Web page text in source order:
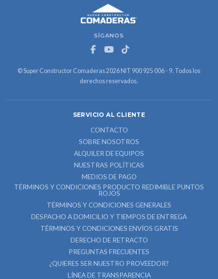
SÍGANOS
© Super Constructor Comaderas 2026 NIT 900 925 006 - 9. Todos los
derechos reservados.
SERVICIO AL CLIENTE
CONTACTO
SOBRE NOSOTROS
ALQUILER DE EQUIPOS
NUESTRAS POLÍTICAS
MEDIOS DE PAGO
TÉRMINOS Y CONDICIONES PRODUCTO REDIMIBLE PUNTOS
ROJOS
TÉRMINOS Y CONDICIONES GENERALES
DESPACHO A DOMICILIO Y TIEMPOS DE ENTREGA
TÉRMINOS Y CONDICIONES ENVÍOS GRATIS
DERECHO DE RETRACTO
PREGUNTAS FRECUENTES
¿QUIERES SER NUESTRO PROVEEDOR?
LÍNEA DE TRANSPARENCIA